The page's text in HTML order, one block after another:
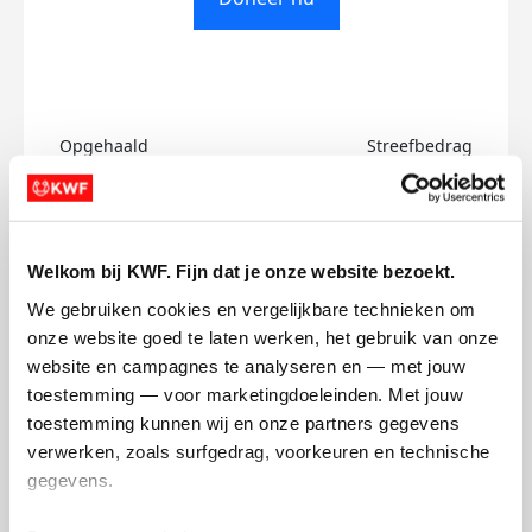
Welkom bij KWF. Fijn dat je onze website bezoekt.
We gebruiken cookies en vergelijkbare technieken om
onze website goed te laten werken, het gebruik van onze
website en campagnes te analyseren en — met jouw
toestemming — voor marketingdoeleinden. Met jouw
toestemming kunnen wij en onze partners gegevens
verwerken, zoals surfgedrag, voorkeuren en technische
gegevens.
Opgehaald
€0
Streefbedrag
€500
Benjamin's badges